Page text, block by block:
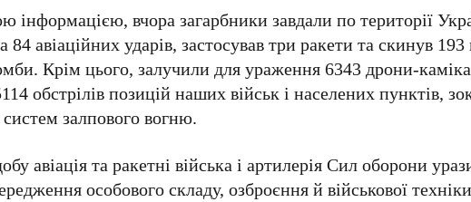
інформацією, вчора загарбники завдали по території
84 авіаційних ударів, застосував три ракети та скинув 193
Крім цього, залучили для ураження 6343 дрони-
обстрілів позицій наших військ і населених пунктів,
залпового вогню.
авіація та ракетні війська і артилерія Сил оборони
особового складу, озброєння й військової